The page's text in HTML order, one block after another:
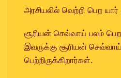
அரசியலில் வெற்றி பெற
சூரியன் செவ்வாய் பலம்
இவருக்கு சூரியன்
பெற்றிருக்கிறார்கள்.